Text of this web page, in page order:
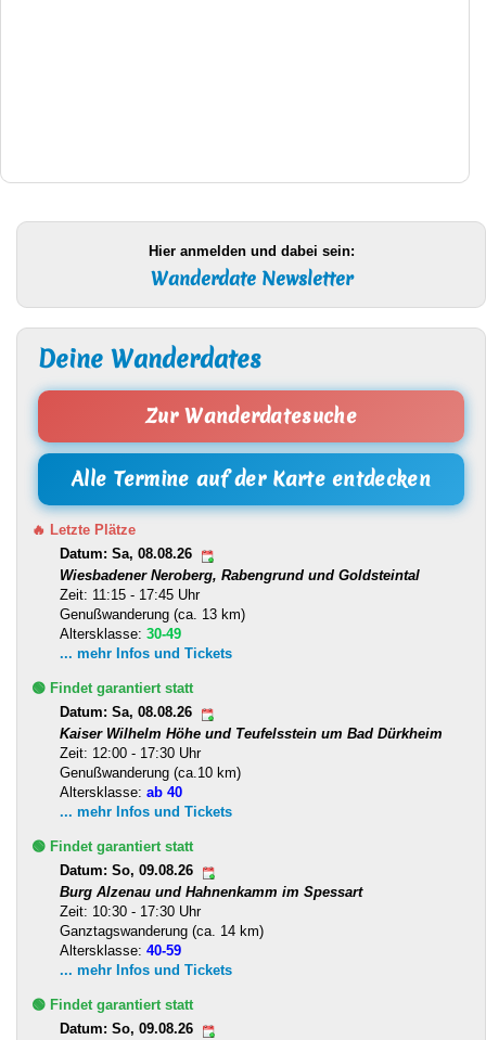
Hier anmelden und dabei sein:
Wanderdate Newsletter
Deine Wanderdates
Zur Wanderdatesuche
Alle Termine auf der Karte entdecken
🔥 Letzte Plätze
Datum: Sa, 08.08.26
Wiesbadener Neroberg, Rabengrund und Goldsteintal
Zeit: 11:15 - 17:45 Uhr
Genußwanderung (ca. 13 km)
Altersklasse: 30-49
... mehr Infos und Tickets
🟢 Findet garantiert statt
Datum: Sa, 08.08.26
Kaiser Wilhelm Höhe und Teufelsstein um Bad Dürkheim
Zeit: 12:00 - 17:30 Uhr
Genußwanderung (ca.10 km)
Altersklasse: ab 40
... mehr Infos und Tickets
🟢 Findet garantiert statt
Datum: So, 09.08.26
Burg Alzenau und Hahnenkamm im Spessart
Zeit: 10:30 - 17:30 Uhr
Ganztagswanderung (ca. 14 km)
Altersklasse: 40-59
... mehr Infos und Tickets
🟢 Findet garantiert statt
Datum: So, 09.08.26